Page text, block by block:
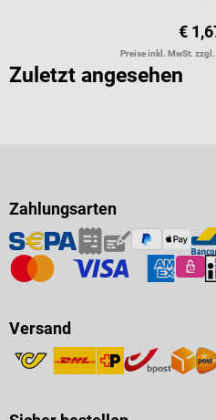
€
Preise inkl. MwSt.
Zuletzt angesehen
Zahlungsarten
Versand